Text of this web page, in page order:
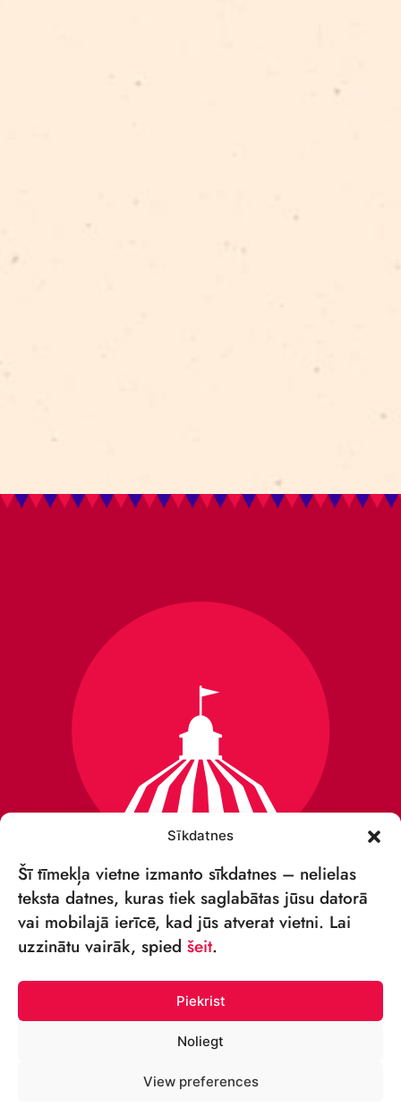
Sīkdatnes
Šī tīmekļa vietne izmanto sīkdatnes – nelielas
teksta datnes, kuras tiek saglabātas jūsu datorā
vai mobilajā ierīcē, kad jūs atverat vietni. Lai
uzzinātu vairāk, spied šeit.
Piekrist
Noliegt
View preferences
VSIA „RĪGAS CIRKS”
Merķeļa iela 4,
Rīga, LV-1050, Latvija
Reģ. Nr.: 40003027789
TĀLRUNIS: